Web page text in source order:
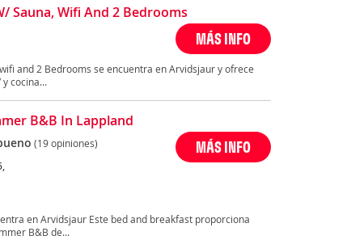
Sauna, Wifi And 2 Bedrooms
MÁS INFO
and 2 Bedrooms se encuentra en Arvidsjaur y ofrece
cocina...
B&B In Lappland
(19 opiniones) MÁS INFO
en Arvidsjaur Este bed and breakfast proporciona
B&B de...